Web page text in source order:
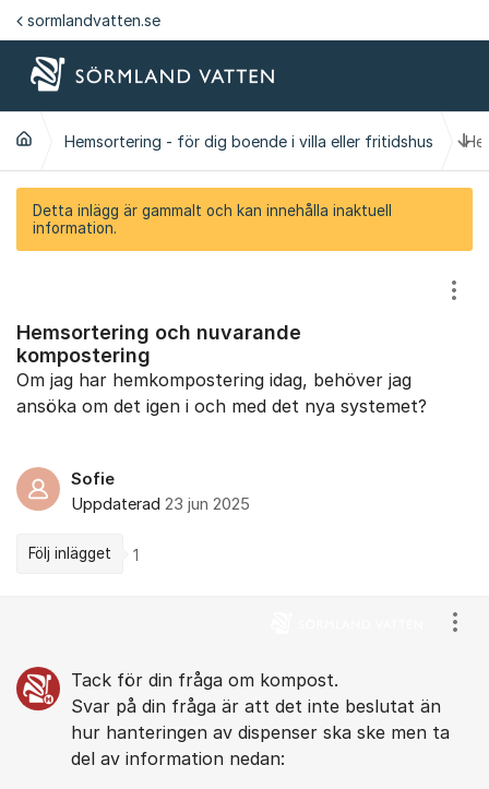
Hoppa till innehåll
sormlandvatten.se
Hemsortering - för dig boende i villa eller fritidshus
Detta inlägg är gammalt och kan innehålla inaktuell
information.
Hemsortering och nuvarande
kompostering
Om jag har hemkompostering idag, behöver jag
ansöka om det igen i och med det nya systemet?
Sofie
Uppdaterad 23 jun 2025
Följ inlägget 1
Tack för din fråga om kompost.
Svar på din fråga är att det inte beslutat än
hur hanteringen av dispenser ska ske men ta
del av information nedan: